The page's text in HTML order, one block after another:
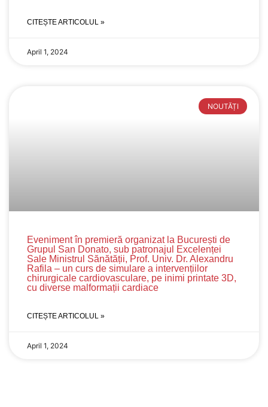
CITEȘTE ARTICOLUL »
April 1, 2024
NOUTĂȚI
Eveniment în premieră organizat la București de
Grupul San Donato, sub patronajul Excelenței
Sale Ministrul Sănătății, Prof. Univ. Dr. Alexandru
Rafila – un curs de simulare a intervențiilor
chirurgicale cardiovasculare, pe inimi printate 3D,
cu diverse malformații cardiace
CITEȘTE ARTICOLUL »
April 1, 2024